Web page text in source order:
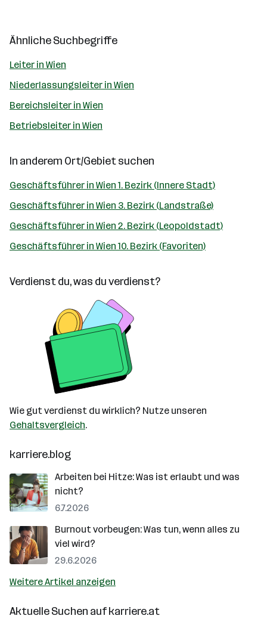
Ähnliche Suchbegriffe
Leiter in Wien
Niederlassungsleiter in Wien
Bereichsleiter in Wien
Betriebsleiter in Wien
In anderem Ort/Gebiet suchen
Geschäftsführer in Wien 1. Bezirk (Innere Stadt)
Geschäftsführer in Wien 3. Bezirk (Landstraße)
Geschäftsführer in Wien 2. Bezirk (Leopoldstadt)
Geschäftsführer in Wien 10. Bezirk (Favoriten)
Verdienst du, was du verdienst?
Wie gut verdienst du wirklich? Nutze unseren
Gehaltsvergleich.
karriere.blog
Arbeiten bei Hitze: Was ist erlaubt und was
nicht?
6.7.2026
Burnout vorbeugen: Was tun, wenn alles zu
viel wird?
29.6.2026
Weitere Artikel anzeigen
Aktuelle Suchen aufkarriere.at